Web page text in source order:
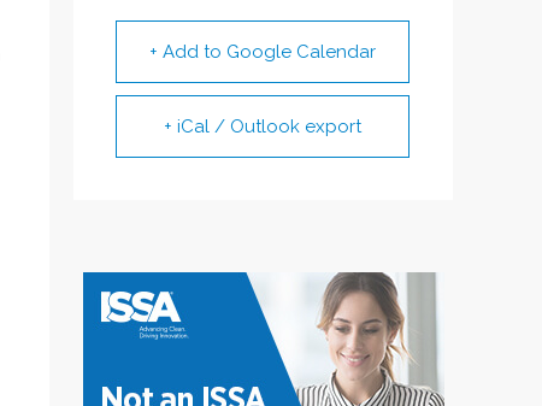
+ Add to Google Calendar
+ iCal / Outlook export